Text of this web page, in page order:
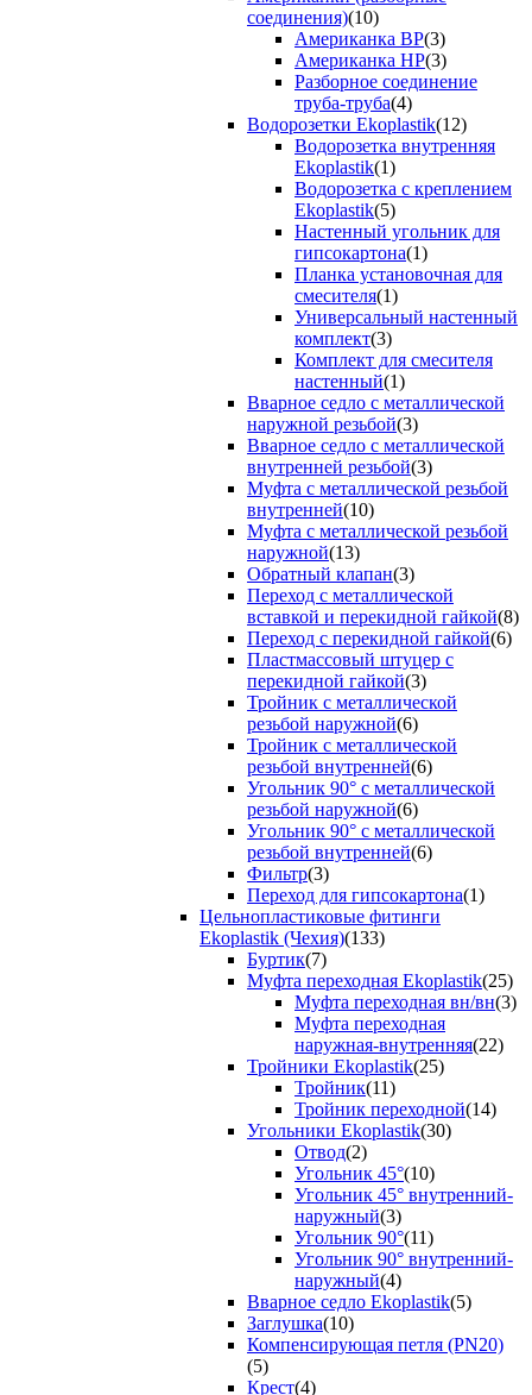
соединения)(10)
Американка ВР(3)
Американка НР(3)
Разборное соединение
труба-труба(4)
Водорозетки Ekoplastik(12)
Водорозетка внутренняя
Ekoplastik(1)
Водорозетка с креплением
Ekoplastik(5)
Настенный угольник для
гипсокартона(1)
Планка установочная для
смесителя(1)
Универсальный настенный
комплект(3)
Комплект для смесителя
настенный(1)
Вварное седло с металлической
наружной резьбой(3)
Вварное седло с металлической
внутренней резьбой(3)
Муфта с металлической резьбой
внутренней(10)
Муфта с металлической резьбой
наружной(13)
Обратный клапан(3)
Переход с металлической
вставкой и перекидной гайкой(8)
Переход с перекидной гайкой(6)
Пластмассовый штуцер с
перекидной гайкой(3)
Тройник с металлической
резьбой наружной(6)
Тройник с металлической
резьбой внутренней(6)
Угольник 90° с металлической
резьбой наружной(6)
Угольник 90° с металлической
резьбой внутренней(6)
Фильтр(3)
Переход для гипсокартона(1)
Цельнопластиковые фитинги
Ekoplastik (Чехия)(133)
Буртик(7)
Муфта переходная Ekoplastik(25)
Муфта переходная вн/вн(3)
Муфта переходная
наружная-внутренняя(22)
Тройники Ekoplastik(25)
Тройник(11)
Тройник переходной(14)
Угольники Ekoplastik(30)
Отвод(2)
Угольник 45°(10)
Угольник 45° внутренний-
наружный(3)
Угольник 90°(11)
Угольник 90° внутренний-
наружный(4)
Вварное седло Ekoplastik(5)
Заглушка(10)
Компенсирующая петля (PN20)
(5)
Крест(4)